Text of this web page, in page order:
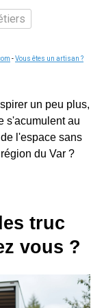
-Vous êtes un artisan ?
un peu plus,
s'acumulent au
l'espace sans
du Var ?
truc
vous ?